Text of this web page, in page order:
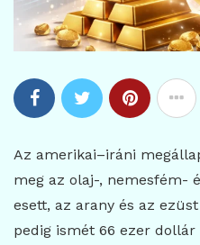
Az amerikai–iráni
meg az olaj-, nemesfém-
esett, az arany és az
pedig ismét 66 ezer dollár